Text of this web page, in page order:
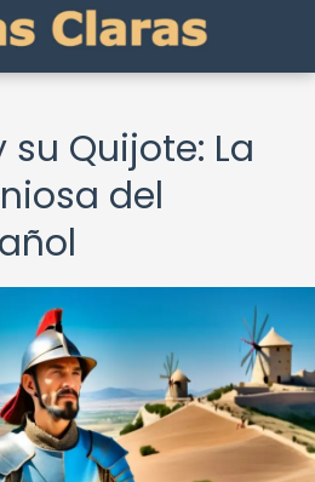
Quijote: La
del